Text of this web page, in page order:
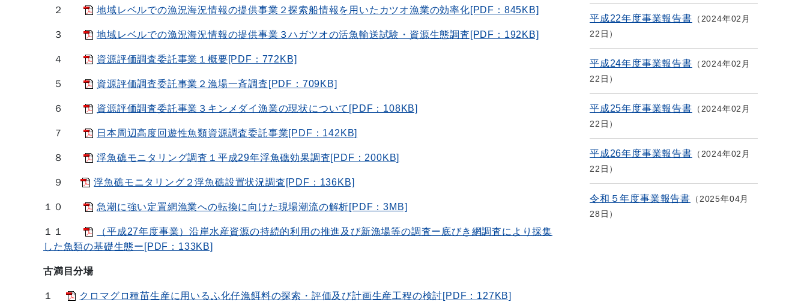
２ 地域レベルでの漁況海況情報の提供事業２探索船情報を用いたカツオ漁業の効率化[PDF：845KB]
３ 地域レベルでの漁況海況情報の提供事業３ハガツオの活魚輸送試験・資源生態調査[PDF：192KB]
４ 資源評価調査委託事業１概要[PDF：772KB]
５ 資源評価調査委託事業２漁場一斉調査[PDF：709KB]
６ 資源評価調査委託事業３キンメダイ漁業の現状について[PDF：108KB]
７ 日本周辺高度回遊性魚類資源調査委託事業[PDF：142KB]
８ 浮魚礁モニタリング調査１平成29年浮魚礁効果調査[PDF：200KB]
９ 浮魚礁モニタリング２浮魚礁設置状況調査[PDF：136KB]
１０ 急潮に強い定置網漁業への転換に向けた現場潮流の解析[PDF：3MB]
１１
（平成27年度事業）沿岸水産資源の持続的利用の推進及び新漁場等の調査ー底びき網調査により採集
した魚類の基礎生態ー[PDF：133KB]
古満目分場
１ クロマグロ種苗生産に用いるふ化仔漁餌料の探索・評価及び計画生産工程の検討[PDF：127KB]
平成22年度事業報告書
2024年02月
22日
平成24年度事業報告書
2024年02月
22日
平成25年度事業報告書
2024年02月
22日
平成26年度事業報告書
2024年02月
22日
令和５年度事業報告書
2025年04月
28日